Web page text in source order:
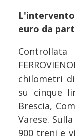
euro da
chilometri
su cinque
Brescia,
Varese.
900 treni e